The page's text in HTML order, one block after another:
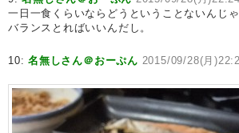
一日一食くらいならどうということないんじ
バランスとればいいんだし。
10:名無しさん＠おーぷん 2015/09/28(月